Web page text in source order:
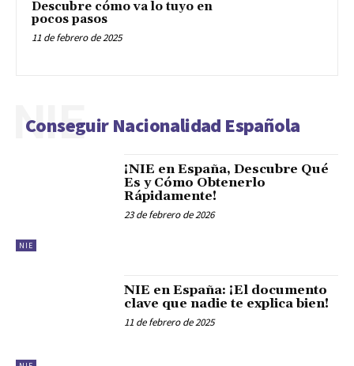
Descubre cómo va lo tuyo en
pocos pasos
11 de febrero de 2025
Conseguir Nacionalidad Española
NIE
NIE
¡NIE en España, Descubre Qué
Es y Cómo Obtenerlo
Rápidamente!
23 de febrero de 2026
NIE en España: ¡El documento
clave que nadie te explica bien!
11 de febrero de 2025